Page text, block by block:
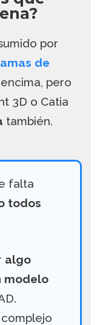
por
de
pero
3D o Catia
también.
falta
todos
algo
modelo